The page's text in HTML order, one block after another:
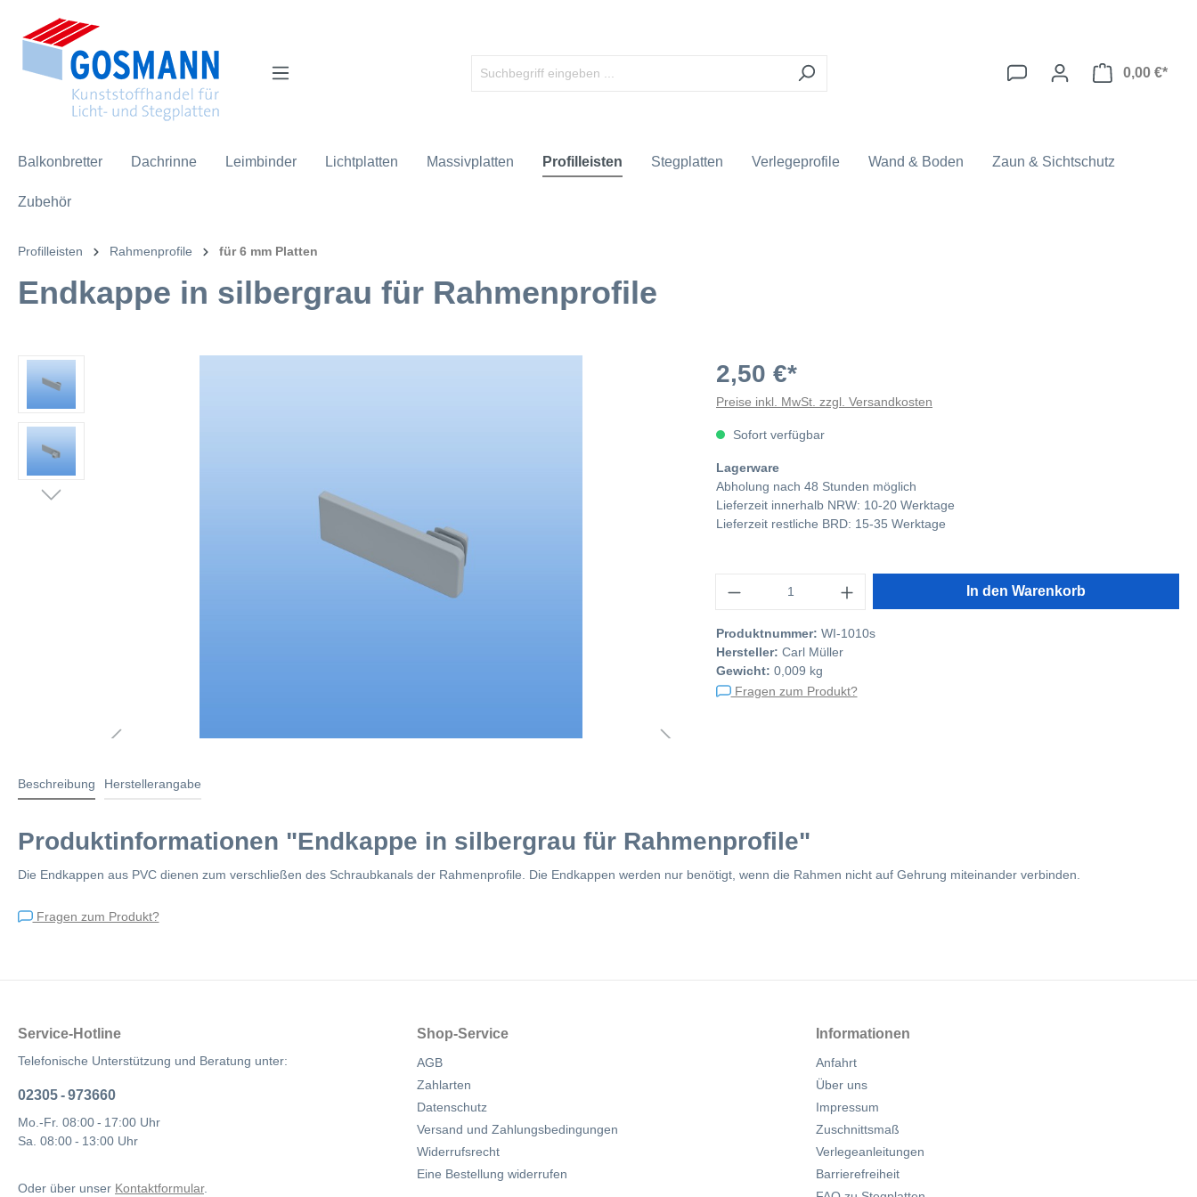
springen
0,00 €*
Balkonbretter Dachrinne Leimbinder Lichtplatten Massivplatten Profilleisten Stegplatten Verlegeprofile Wand & Boden Zaun & Sichtschutz
Zubehör
Profilleisten Rahmenprofile für 6 mm Platten
Endkappe in silbergrau für Rahmenprofile
2,50 €*
Preise inkl. MwSt. zzgl. Versandkosten
Sofort verfügbar
Lagerware
Abholung nach 48 Stunden möglich
Lieferzeit innerhalb NRW: 10-20 Werktage
Lieferzeit restliche BRD: 15-35 Werktage
In den Warenkorb
Produktnummer: WI-1010s
Hersteller: Carl Müller
Gewicht: 0,009 kg
Fragen zum Produkt?
Beschreibung Herstellerangabe
Produktinformationen "Endkappe in silbergrau für Rahmenprofile"
Die Endkappen aus PVC dienen zum verschließen des Schraubkanals der Rahmenprofile. Die Endkappen werden nur benötigt, wenn die Rahmen nicht auf Gehrung miteinander verbinden.
Fragen zum Produkt?
Service-Hotline
Telefonische Unterstützung und Beratung unter:
02305 - 973660
Mo.-Fr. 08:00 - 17:00 Uhr
Sa. 08:00 - 13:00 Uhr
Oder über unser Kontaktformular.
Shop-Service
AGB
Zahlarten
Datenschutz
Versand und Zahlungsbedingungen
Widerrufsrecht
Eine Bestellung widerrufen
Informationen
Anfahrt
Über uns
Impressum
Zuschnittsmaß
Verlegeanleitungen
Barrierefreiheit